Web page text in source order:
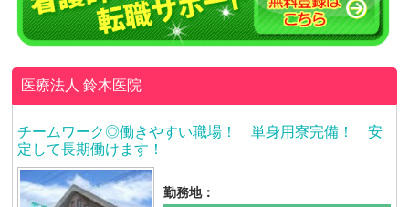
医療法人鈴木医院
チームワーク◎働きやすい職場！ 単身用寮完備！ 安
定して長期働けます！
勤務地：